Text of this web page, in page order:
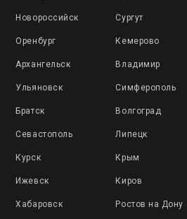
Новороссийск Сургут
Оренбург Кемерово
Архангельск Владимир
Ульяновск Симферополь
Братск Волгоград
Севастополь Липецк
Курск Крым
Ижевск Киров
Хабаровск Ростов на Дону